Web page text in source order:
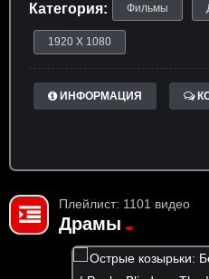
Категория: Фильмы
1920 X 1080
ИНФОРМАЦИЯ
Плейлист: 1101 видео
Драмы